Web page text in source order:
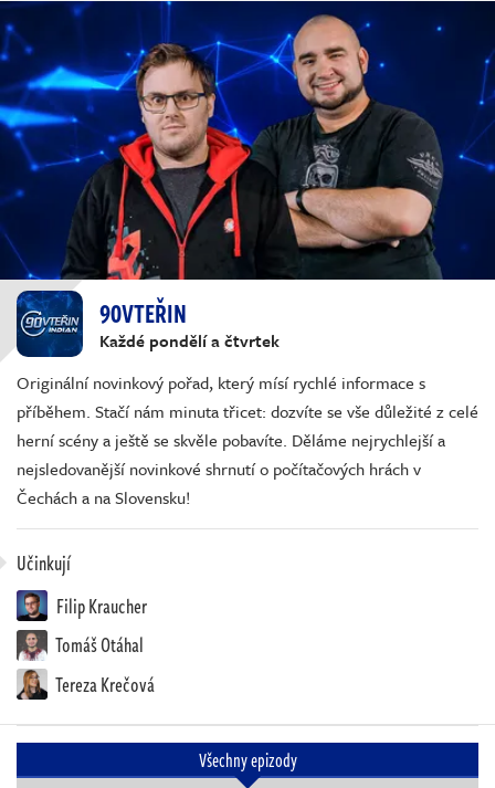
90VTEŘIN
Každé pondělí a čtvrtek
Originální novinkový pořad, který mísí rychlé informace s
příběhem. Stačí nám minuta třicet: dozvíte se vše důležité z celé
herní scény a ještě se skvěle pobavíte. Děláme nejrychlejší a
nejsledovanější novinkové shrnutí o počítačových hrách v
Čechách a na Slovensku!
Učinkují
Filip Kraucher
Tomáš Otáhal
Tereza Krečová
Všechny epizody